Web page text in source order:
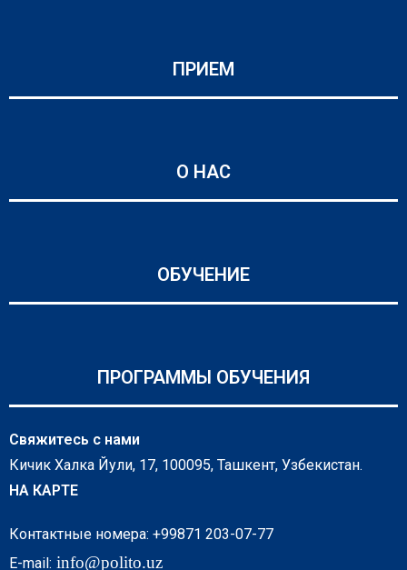
ПРИЕМ
О НАС
ОБУЧЕНИЕ
ПРОГРАММЫ ОБУЧЕНИЯ
Свяжитесь с нами
Кичик Халка Йули, 17, 100095, Ташкент, Узбекистан.
НА КАРТЕ
Контактные номера: +99871 203-07-77
E-mail: info@polito.uz